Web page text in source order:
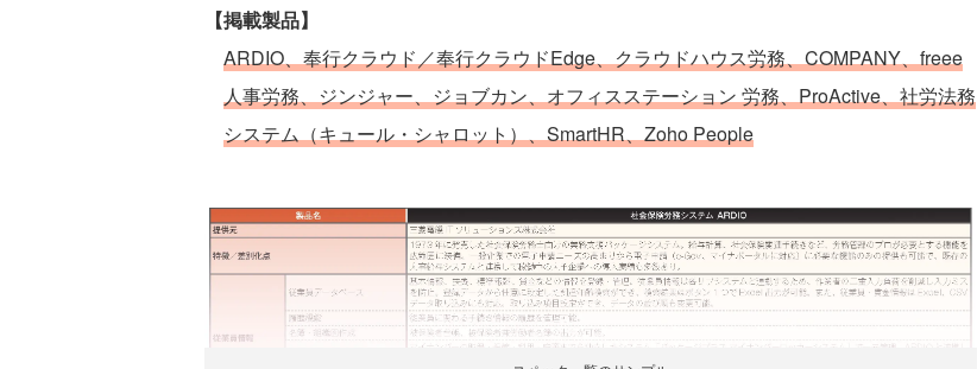
【掲載製品】
ARDIO、奉行クラウド／奉行クラウドEdge、クラウドハウス労務、COMPANY、freee
人事労務、ジンジャー、ジョブカン、オフィスステーション 労務、ProActive、社労法務
システム（キュール・シャロット）、SmartHR、Zoho People